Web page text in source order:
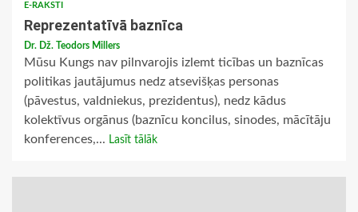
E-RAKSTI
Reprezentatīvā baznīca
Dr. Dž. Teodors Millers
Mūsu Kungs nav pilnvarojis izlemt ticības un baznīcas
politikas jautājumus nedz atsevišķas personas
(pāvestus, valdniekus, prezidentus), nedz kādus
kolektīvus orgānus (baznīcu koncilus, sinodes, mācītāju
konferences,... Lasīt tālāk